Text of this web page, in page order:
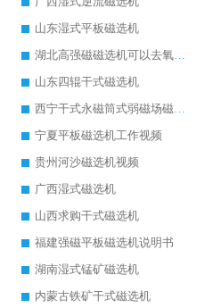
山东湿式平板磁选机
湖北高强磁磁选机可以去氧化铝
山东四辊干式磁选机
西宁干式永磁筒式弱磁场磁选机结构图
宁夏平板磁选机工作视频
贵州河沙磁选机视频
广西湿式磁选机
山西求购干式磁选机
福建强磁平板磁选机说明书
湖南湿式锰矿磁选机
内蒙古铁矿干式磁选机